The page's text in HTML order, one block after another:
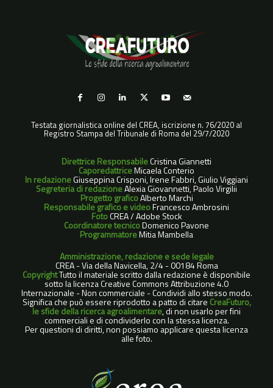
Testata giornalistica online del CREA, iscrizione n. 76/2020 al
Registro Stampa del Tribunale di Roma del 29/7/2020
Direttrice ResponsabileCristina Giannetti
CaporedattriceMicaela Conterio
In redazioneGiuseppina Crisponi, Irene Fabbri, Giulio Viggiani
Segreteria di redazioneAlexia Giovannetti, Paolo Virgilii
Progetto graficoAlberto Marchi
Responsabile grafico e videoFrancesco Ambrosini
FotoCREA / Adobe Stock
Coordinatore tecnicoDomenico Pavone
ProgrammatoreMitia Mambella
Amministrazione, redazione e sede legale
CREA - Via della Navicella, 2/4 - 00184 Roma
CopyrightTutto il materiale scritto dalla redazione è disponibile
sotto la licenza Creative Commons Attribuzione 4.0
Internazionale - Non commerciale - Condividi allo stesso modo.
Significa che può essere riprodotto a patto di citare CreaFuturo,
le sfide della ricerca agroalimentare, di non usarlo per fini
commerciali e di condividerlo con la stessa licenza.
Per questioni di diritti, non possiamo applicare questa licenza
alle foto.